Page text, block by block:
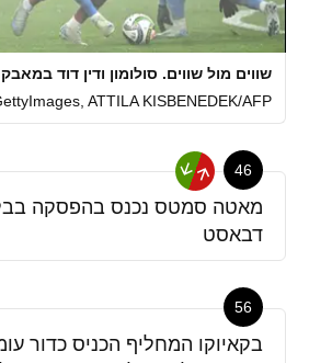
שווים מול שווים. סולומון ודין דוד
ATTILA KISBENEDEK/AFP
46
מאטה סמטס נכנס בהפסקה
דבאסט
56
בקאיוקו המחליף הכניס כדור